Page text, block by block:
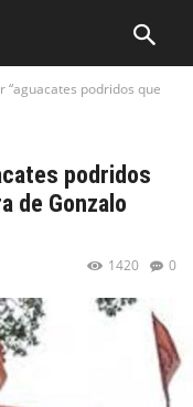
“aguacates podridos que
podridos
de Gonzalo
0
1420